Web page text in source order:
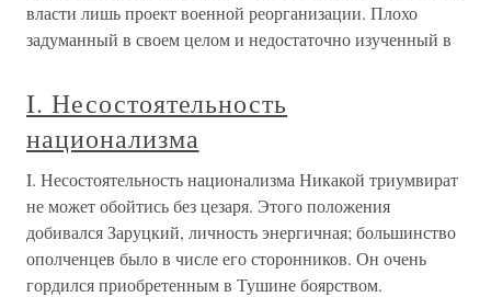
власти лишь проект военной реорганизации. Плохо
задуманный в своем целом и недостаточно изученный в
I. Несостоятельность
национализма
I. Несостоятельность национализма Никакой триумвират
не может обойтись без цезаря. Этого положения
добивался Заруцкий, личность энергичная; большинство
ополченцев было в числе его сторонников. Он очень
гордился приобретенным в Тушине боярством.